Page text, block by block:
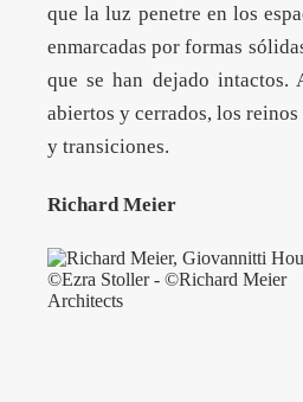
que la luz penetre en los
enmarcadas por formas
que se han dejado intactos.
abiertos y cerrados, los
y transiciones.
Richard Meier